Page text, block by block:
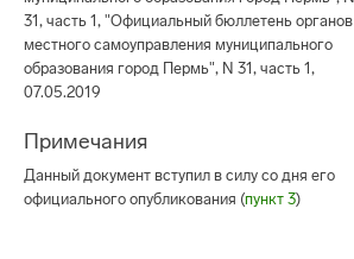
31, часть 1, "Официальный бюллетень органов
местного самоуправления муниципального
образования город Пермь", N 31, часть 1,
07.05.2019
Примечания
Данный документ вступил в силу со дня его
официального опубликования (пункт 3)